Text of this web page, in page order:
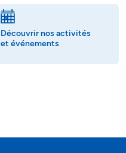
Découvrir nos activités
et événements